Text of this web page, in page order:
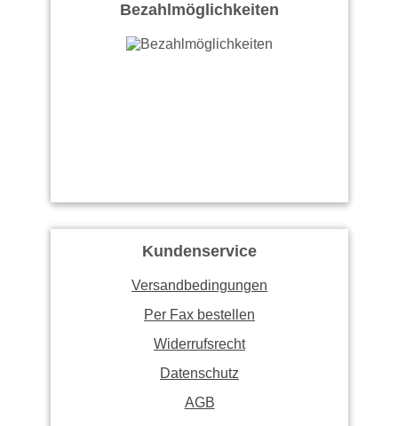
Bezahlmöglichkeiten
Kundenservice
Versandbedingungen
Per Fax bestellen
Widerrufsrecht
Datenschutz
AGB